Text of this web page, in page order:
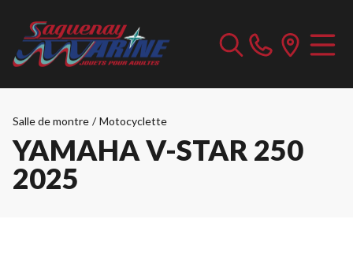
Salle de montre / Motocyclette
YAMAHA V-STAR 250
2025